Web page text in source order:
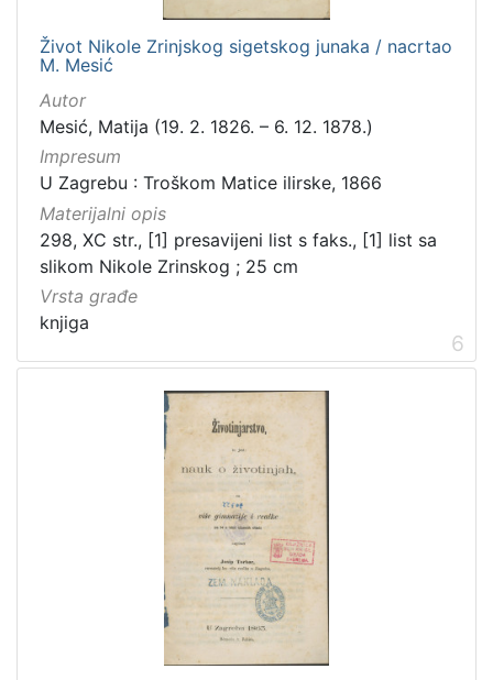
Život Nikole Zrinjskog sigetskog junaka / nacrtao
M. Mesić
Autor
Mesić, Matija (19. 2. 1826. – 6. 12. 1878.)
Impresum
U Zagrebu : Troškom Matice ilirske, 1866
Materijalni opis
298, XC str., [1] presavijeni list s faks., [1] list sa
slikom Nikole Zrinskog ; 25 cm
Vrsta građe
knjiga
6